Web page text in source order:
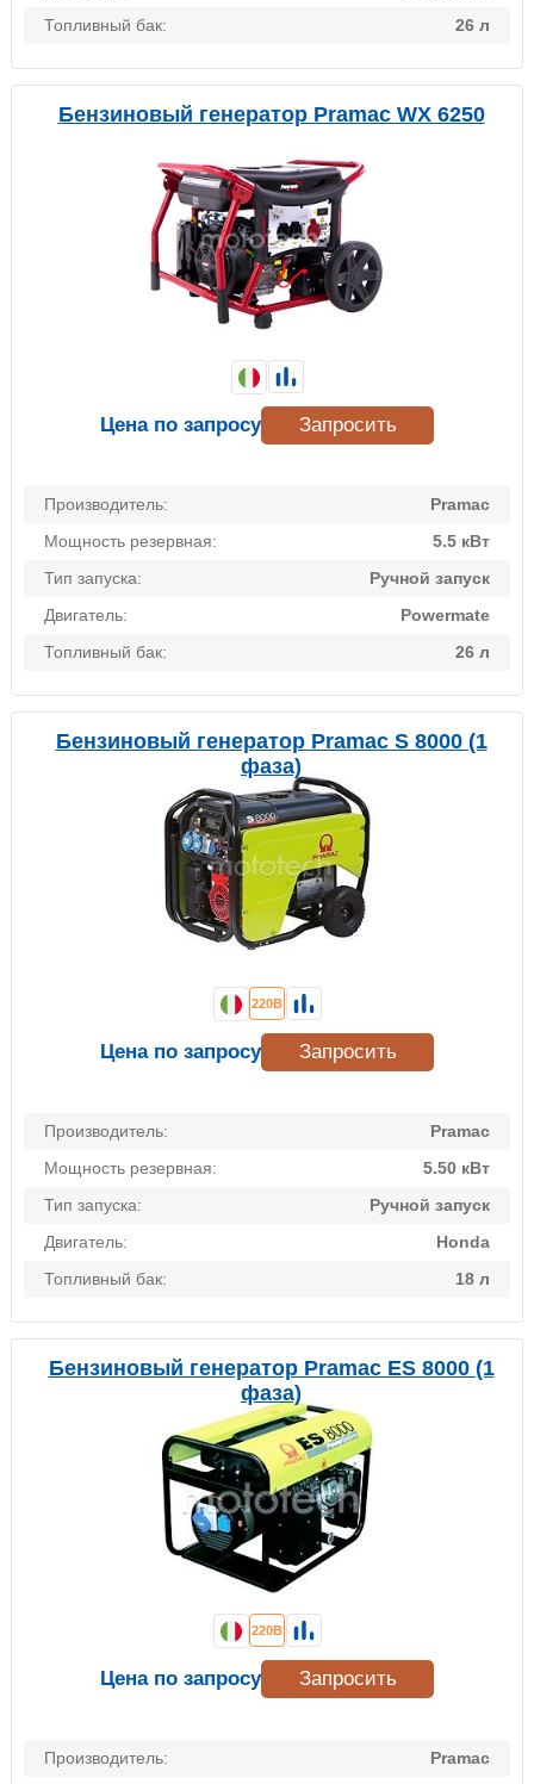
Топливный бак:
26 л
Бензиновый генератор Pramac WX 6250
Производитель:
Pramac
Мощность резервная:
5.5 кВт
Тип запуска:
Ручной запуск
Двигатель:
Powermate
Топливный бак:
26 л
Цена по запросу Запросить
Бензиновый генератор Pramac S 8000 (1
фаза)
Производитель:
Pramac
Мощность резервная:
5.50 кВт
Тип запуска:
Ручной запуск
Двигатель:
Honda
Топливный бак:
18 л
220В
Цена по запросу Запросить
Бензиновый генератор Pramac ES 8000 (1
фаза)
Производитель:
Pramac
220В
Цена по запросу Запросить